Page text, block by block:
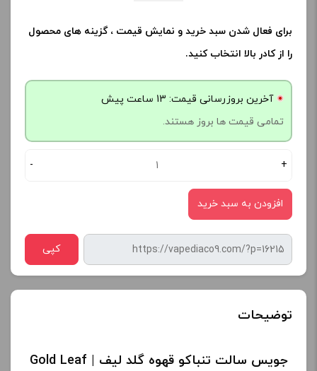
برای فعال شدن سبد خرید و نمایش قیمت ، گزینه های محصول
را از کادر بالا انتخاب کنید.
آخرین بروزرسانی قیمت: 13 ساعت پیش
تمامی قیمت ها بروز هستند.
- +
افزودن به سبد خرید
کپی
توضیحات
جویس سالت تنباکو قهوه گلد لیف | Gold Leaf